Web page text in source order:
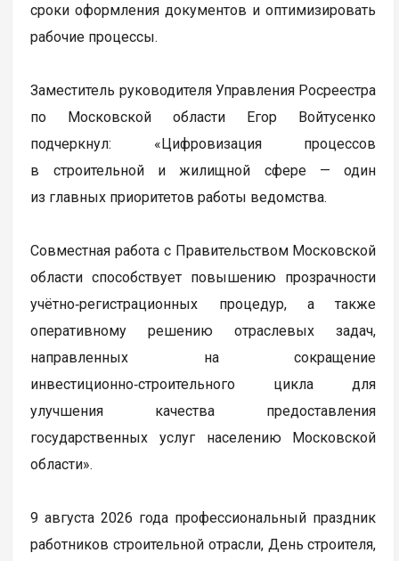
сроки оформления документов и оптимизировать
рабочие процессы.
Заместитель руководителя Управления Росреестра
по Московской области Егор Войтусенко
подчеркнул: «Цифровизация процессов
в строительной и жилищной сфере — один
из главных приоритетов работы ведомства.
Совместная работа с Правительством Московской
области способствует повышению прозрачности
учётно‑регистрационных процедур, а также
оперативному решению отраслевых задач,
направленных на сокращение
инвестиционно‑строительного цикла для
улучшения качества предоставления
государственных услуг населению Московской
области».
9 августа 2026 года профессиональный праздник
работников строительной отрасли, День строителя,